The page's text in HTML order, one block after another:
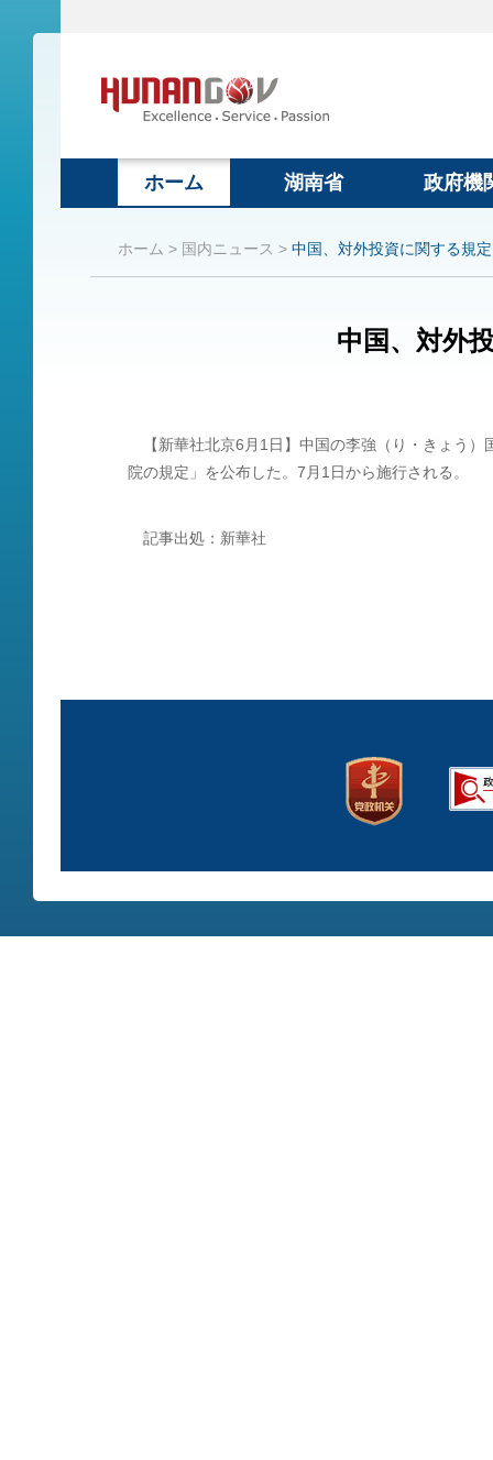
ホーム 湖南省 政府機
ホーム > 国内ニュース > 中国、対外投資に関する規
中国、対外
【新華社北京6月1日】中国の李強（り・きょう）
院の規定」を公布した。7月1日から施行される。
記事出処：新華社